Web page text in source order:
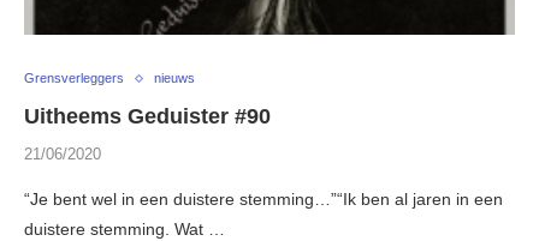
Grensverleggers nieuws
Uitheems Geduister #90
21/06/2020
“Je bent wel in een duistere stemming…”“Ik ben al jaren in een
duistere stemming. Wat …